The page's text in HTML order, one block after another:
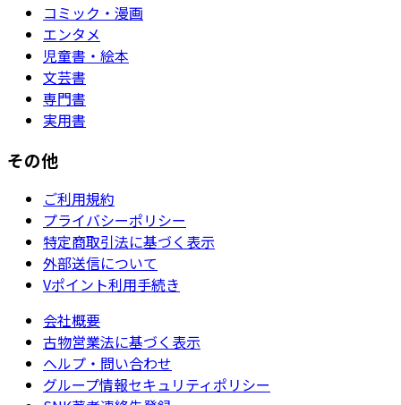
コミック・漫画
エンタメ
児童書・絵本
文芸書
専門書
実用書
その他
ご利用規約
プライバシーポリシー
特定商取引法に基づく表示
外部送信について
Vポイント利用手続き
会社概要
古物営業法に基づく表示
ヘルプ・問い合わせ
グループ情報セキュリティポリシー